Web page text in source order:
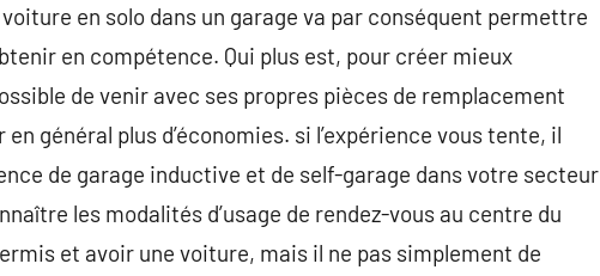
en solo dans un garage va par conséquent permettre
en compétence. Qui plus est, pour créer mieux
de venir avec ses propres pièces de remplacement
général plus d’économies. si l’expérience vous tente, il
de garage inductive et de self-garage dans votre secteur
les modalités d’usage de rendez-vous au centre du
et avoir une voiture, mais il ne pas simplement de